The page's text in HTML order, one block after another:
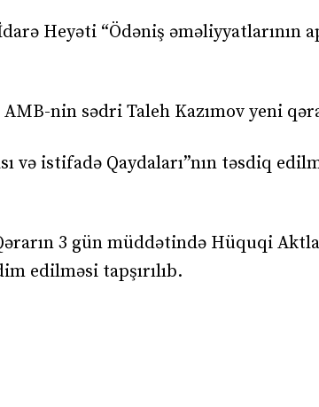
Heyəti “Ödəniş əməliyyatlarının
nin sədri Taleh Kazımov yeni
və istifadə Qaydaları”nın təsdiq
3 gün müddətində Hüquqi
edilməsi tapşırılıb.